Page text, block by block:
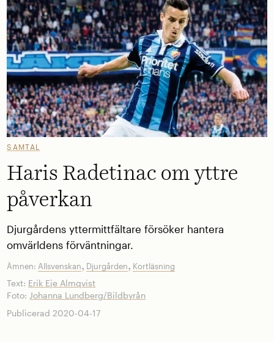
SAMTAL
Haris Radetinac om yttre
påverkan
Djurgårdens yttermittfältare försöker hantera
omvärldens förväntningar.
Ämnen:Allsvenskan, Djurgården, Kortläsning
Text: Erik Eje Almqvist
Foto: Johanna Lundberg/Bildbyrån
Publicerad 2020-04-17